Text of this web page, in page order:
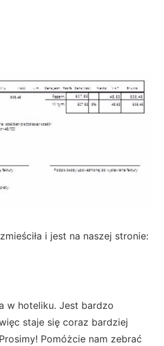
i jest na naszej stronie:
w hoteliku. Jest bardzo
staje się coraz bardziej
Pomóżcie nam zebrać